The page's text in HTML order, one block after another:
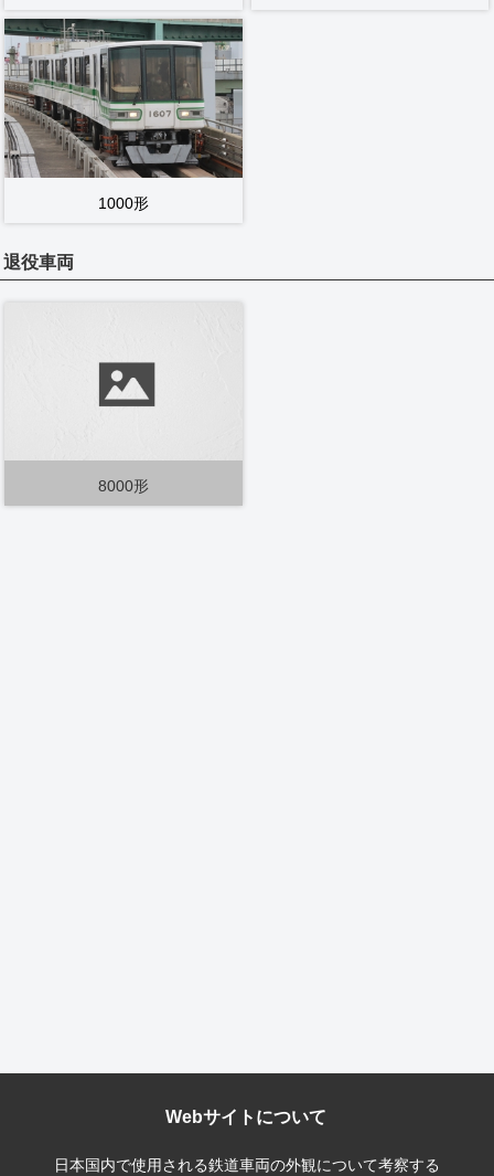
1000形
退役車両
8000形
Webサイトについて
日本国内で使用される鉄道車両の外観について考察する